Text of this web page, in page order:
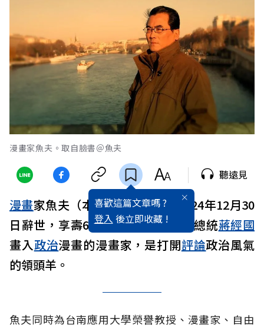
漫畫家魚夫。取自臉書＠魚夫
喜歡這篇文章嗎 ?
登入 後立即收藏 !
聽遠見
漫畫家魚夫（本名：林奎佑）於2024年12月30
日辭世，享壽65歲。他是首名將故總統蔣經國
畫入政治漫畫的漫畫家，是打開評論政治風氣
的領頭羊。
魚夫同時為台南應用大學榮譽教授、漫畫家、自由